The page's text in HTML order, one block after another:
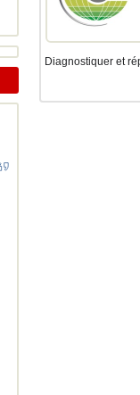
Diagnostiquer et